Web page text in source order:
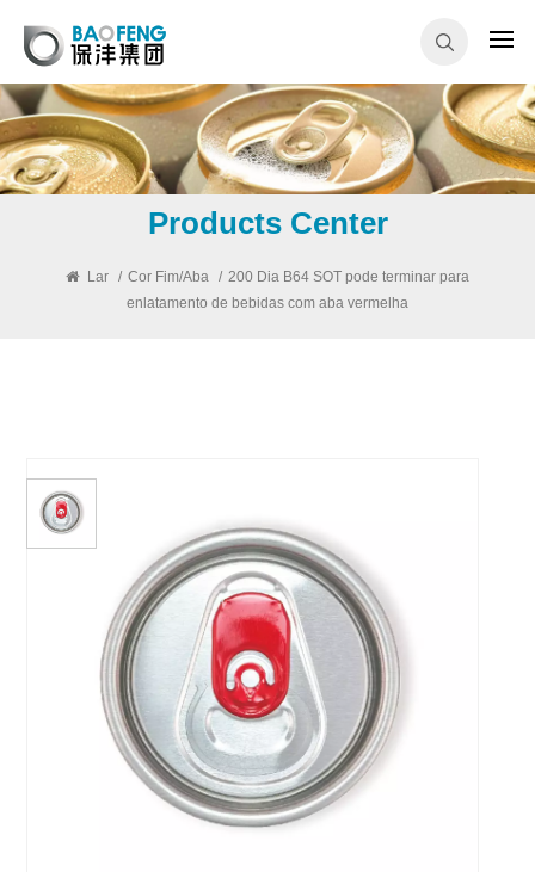
Products Center
Lar / Cor Fim/Aba / 200 Dia B64 SOT pode terminar para
enlatamento de bebidas com aba vermelha
200 Dia B64 SOT Pode
Terminar Para Enlatamento De
Bebidas Com Aba Vermelha
As abas coloridas são outra maneira de adicionar pontos sutis de
diferenciação à sua bebida, mantendo uma aparência limpa